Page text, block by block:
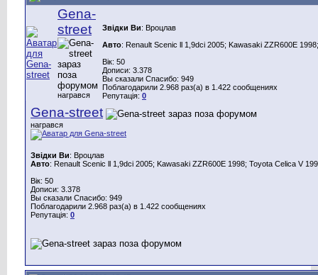
Gena-
street
награвся
Звідки Ви: Вроцлав
Авто: Renault Scenic ll 1,9dci 2005; Kawasaki ZZR600E
Вік: 50
Дописи: 3.378
Вы сказали Спасибо: 949
Поблагодарили 2.968 раз(а) в 1.422 сообщениях
Репутація: 0
Gena-street
награвся
Звідки Ви: Вроцлав
Авто: Renault Scenic ll 1,9dci 2005; Kawasaki ZZR600E 1998; Toyota Celica V
Вік: 50
Дописи: 3.378
Вы сказали Спасибо: 949
Поблагодарили 2.968 раз(а) в 1.422 сообщениях
Репутація: 0